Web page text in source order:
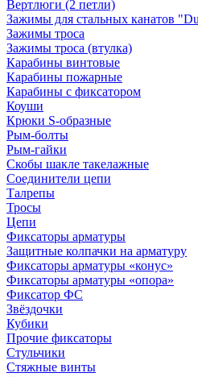
Вертлюги (2 петли)
Зажимы для стальных канатов
Зажимы троса
Зажимы троса (втулка)
Карабины винтовые
Карабины пожарные
Карабины с фиксатором
Коуши
Крюки S-образные
Рым-болты
Рым-гайки
Скобы шакле такелажные
Соединители цепи
Талрепы
Тросы
Цепи
Фиксаторы арматуры
Защитные колпачки на арматуру
Фиксаторы арматуры «конус»
Фиксаторы арматуры «опора»
Фиксатор ФС
Звёздочки
Кубики
Прочие фиксаторы
Стульчики
Стяжные винты